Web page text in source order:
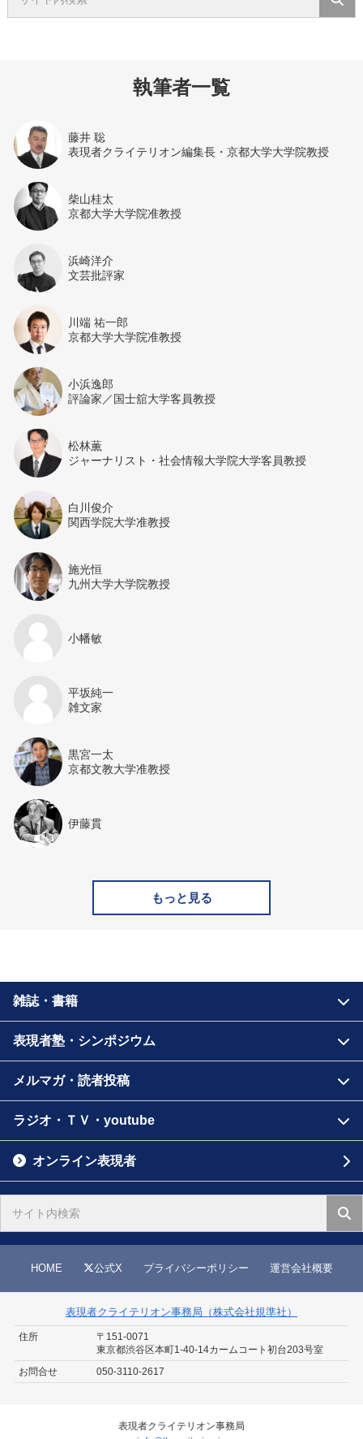
執筆者一覧
藤井 聡
表現者クライテリオン編集長・京都大学大学院教授
柴山桂太
京都大学大学院准教授
浜崎洋介
文芸批評家
川端 祐一郎
京都大学大学院准教授
小浜逸郎
評論家／国士舘大学客員教授
松林薫
ジャーナリスト・社会情報大学院大学客員教授
白川俊介
関西学院大学准教授
施光恒
九州大学大学院教授
小幡敏
平坂純一
雑文家
黒宮一太
京都文教大学准教授
伊藤貫
もっと見る
雑誌・書籍
表現者塾・シンポジウム
メルマガ・読者投稿
ラジオ・ＴＶ・youtube
オンライン表現者
HOME 公式X プライバシーポリシー 運営会社概要
表現者クライテリオン事務局（株式会社規準社）
住所
〒151-0071
東京都渋谷区本町1-40-14カームコート初台203号室
お問合せ
050-3110-2617
表現者クライテリオン事務局